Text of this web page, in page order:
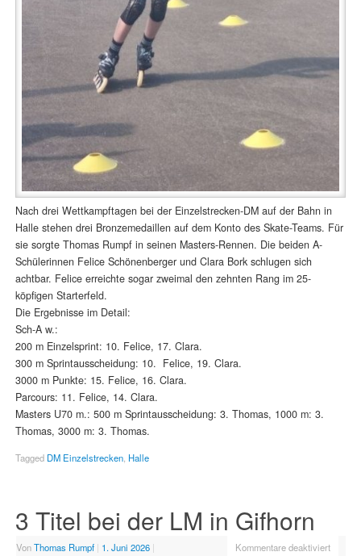
Nach drei Wettkampftagen bei der Einzelstrecken-DM auf der Bahn in
Halle stehen drei Bronzemedaillen auf dem Konto des Skate-Teams. Für
sie sorgte Thomas Rumpf in seinen Masters-Rennen. Die beiden A-
Schülerinnen Felice Schönenberger und Clara Bork schlugen sich
achtbar. Felice erreichte sogar zweimal den zehnten Rang im 25-
köpfigen Starterfeld.
Die Ergebnisse im Detail:
Sch-A w.:
200 m Einzelsprint: 10. Felice, 17. Clara.
300 m Sprintausscheidung: 10. Felice, 19. Clara.
3000 m Punkte: 15. Felice, 16. Clara.
Parcours: 11. Felice, 14. Clara.
Masters U70 m.: 500 m Sprintausscheidung: 3. Thomas, 1000 m: 3.
Thomas, 3000 m: 3. Thomas.
Tagged DM Einzelstrecken, Halle
3 Titel bei der LM in Gifhorn
VonThomas Rumpf | 1. Juni 2026 | Kommentare deaktiviert